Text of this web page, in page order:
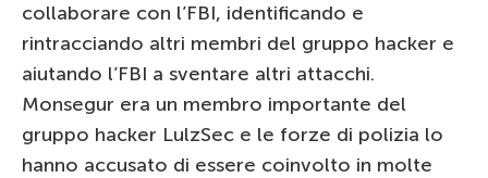
collaborare con l’FBI, identificando e
rintracciando altri membri del gruppo hacker e
aiutando l’FBI a sventare altri attacchi.
Monsegur era un membro importante del
gruppo hacker LulzSec e le forze di polizia lo
hanno accusato di essere coinvolto in molte